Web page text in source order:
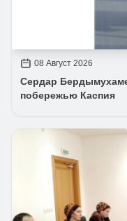
08 Август 2026
Сердар
побережью Каспия